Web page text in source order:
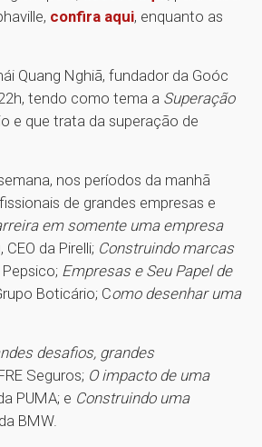
confira aqui, enquanto as
Quang Nghiã, fundador da Goóc
tendo como tema a Superação
e que trata da superação de
nos períodos da manhã
de grandes empresas e
em somente uma empresa
da Pirelli; Construindo marcas
Empresas e Seu Papel de
Boticário; Como desenhar uma
desafios, grandes
Seguros; O impacto de uma
PUMA; e Construindo uma
BMW.